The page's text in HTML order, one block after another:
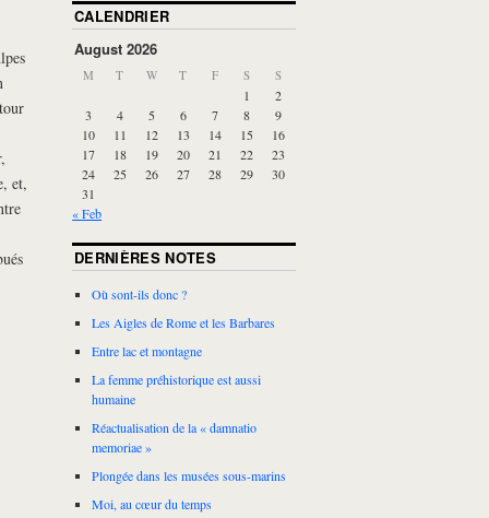
et,
CALENDRIER
August 2026
M T W T F S S
1
2
3
4 5 6 7 8
9
10
11 12 13 14 15
16
17
18 19 20 21 22
23
24
25 26 27 28 29
30
31
« Feb
DERNIÈRES NOTES
Où sont-ils donc ?
Les Aigles de Rome et les Barbares
Entre lac et montagne
La femme préhistorique est aussi
humaine
Réactualisation de la « damnatio
memoriae »
Plongée dans les musées sous-marins
Moi, au cœur du temps